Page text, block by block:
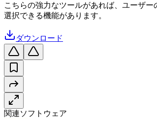
こちらの強力なツールがあれば、ユーザ
選択できる機能があります。
ダウンロード
関連ソフトウェア